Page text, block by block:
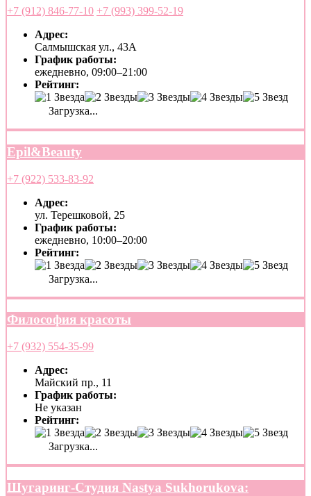
+7 (912) 846-77-10 +7 (993) 399-52-19
Адрес:
Салмышская ул., 43А
График работы:
ежедневно, 09:00–21:00
Рейтинг:
Загрузка...
Epil&Beauty
+7 (922) 533-83-92
Адрес:
ул. Терешковой, 25
График работы:
ежедневно, 10:00–20:00
Рейтинг:
Загрузка...
Философия красоты
+7 (932) 554-35-99
Адрес:
Майский пр., 11
График работы:
Не указан
Рейтинг:
Загрузка...
Шугаринг-Студия Nastya Sukhorukova: